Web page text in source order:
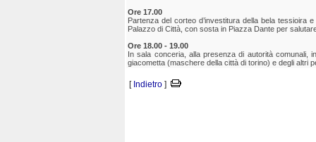
Ore 17.00
Partenza del corteo d’investitura della bela tessioira
Palazzo di Città, con sosta in Piazza Dante per
Ore 18.00 - 19.00
In sala conceria, alla presenza di autorità comunali,
giacometta (maschere della città di torino) e degli altri
[ Indietro ]